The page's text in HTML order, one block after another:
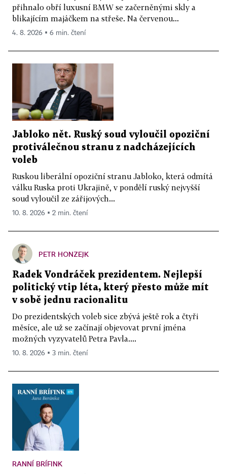
přihnalo obří luxusní BMW se začerněnými skly a
blikajícím majáčkem na střeše. Na červenou...
4. 8. 2026 ▪ 6 min. čtení
Jabloko nět. Ruský soud vyloučil opoziční
protiválečnou stranu z nadcházejících
voleb
Ruskou liberální opoziční stranu Jabloko, která odmítá
válku Ruska proti Ukrajině, v pondělí ruský nejvyšší
soud vyloučil ze zářijových...
10. 8. 2026 ▪ 2 min. čtení
PETR HONZEJK
Radek Vondráček prezidentem. Nejlepší
politický vtip léta, který přesto může mít
v sobě jednu racionalitu
Do prezidentských voleb sice zbývá ještě rok a čtyři
měsíce, ale už se začínají objevovat první jména
možných vyzyvatelů Petra Pavla....
10. 8. 2026 ▪ 3 min. čtení
RANNÍ BRÍFINK